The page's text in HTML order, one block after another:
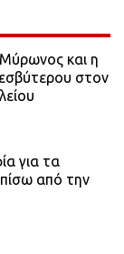
και η
στον
για τα
από την